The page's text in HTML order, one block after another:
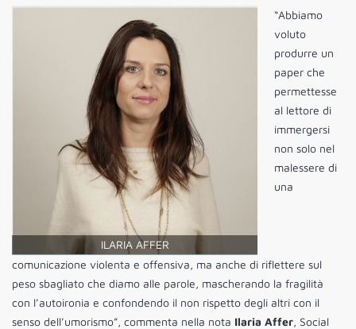
ILARIA AFFER
“Abbiamo
voluto
produrre un
paper che
permettesse
al lettore di
immergersi
non solo nel
malessere di
una
comunicazione violenta e offensiva, ma anche di riflettere sul
peso sbagliato che diamo alle parole, mascherando la fragilità
con l’autoironia e confondendo il non rispetto degli altri con il
senso dell’umorismo”, commenta nella nota Ilaria Affer, Social